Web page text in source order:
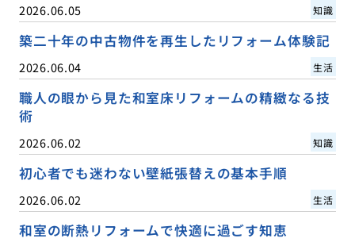
2026.06.05 知識
築二十年の中古物件を再生したリフォーム体験記
2026.06.04 生活
職人の眼から見た和室床リフォームの精緻なる技
術
2026.06.02 知識
初心者でも迷わない壁紙張替えの基本手順
2026.06.02 生活
和室の断熱リフォームで快適に過ごす知恵